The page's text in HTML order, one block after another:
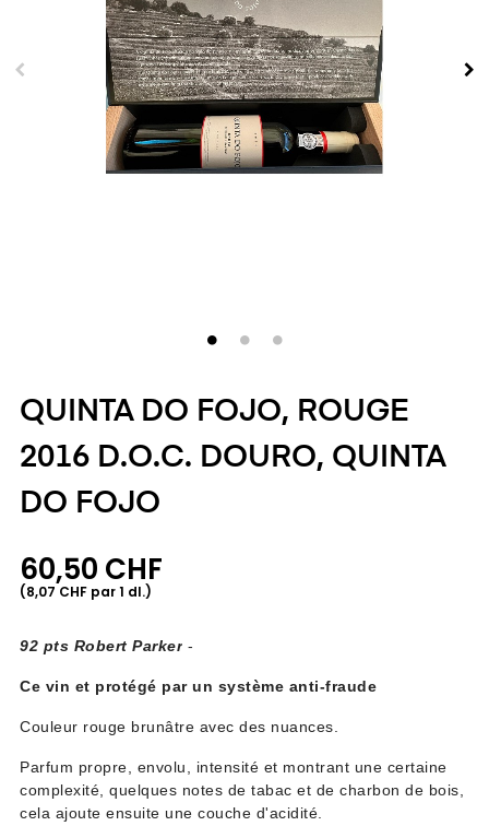
QUINTA DO FOJO, ROUGE
2016 D.O.C. DOURO, QUINTA
DO FOJO
60,50 CHF
(8,07 CHF par 1 dl.)
92 pts Robert Parker -
Ce vin et protégé par un système anti-fraude
Couleur rouge brunâtre avec des nuances.
Parfum propre, envolu, intensité et montrant une certaine
complexité, quelques notes de tabac et de charbon de bois,
cela ajoute ensuite une couche d'acidité.